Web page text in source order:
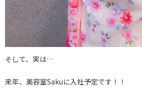
そして、実は…
来年、美容室Sakuに入社予定です！！